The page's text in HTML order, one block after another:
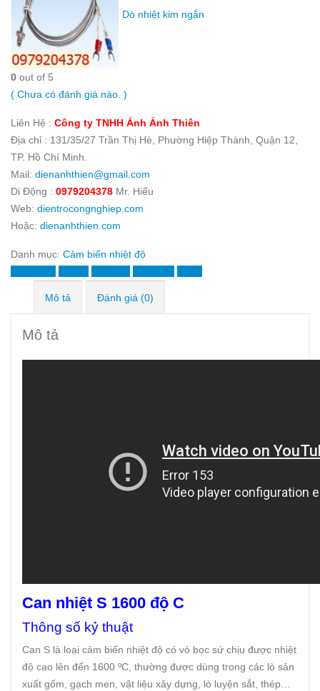
Dò nhiệt kim ngắn
0 out of 5
( Chưa có đánh giá nào. )
Liên Hệ : Công ty TNHH Ánh Ánh Thiên
Địa chỉ : 131/35/27 Trần Thị Hè, Phường Hiệp Thành, Quận 12,
TP. Hồ Chí Minh.
Mail: dienanhthien@gmail.com
Di Động : 0979204378 Mr. Hiếu
Web: dientrocongnghiep.com
Hoặc: dienanhthien.com
Danh mục: Cảm biến nhiệt độ
Mô tả Đánh giá (0)
Mô tả
Can nhiệt S 1600 độ C
Thông số kỷ thuật
Can S là loại cảm biến nhiệt độ có vỏ bọc sứ chịu được nhiệt
độ cao lên đến 1600 ºC, thường được dùng trong các lò sản
xuất gốm, gạch men, vật liệu xây dựng, lò luyện sắt, thép…